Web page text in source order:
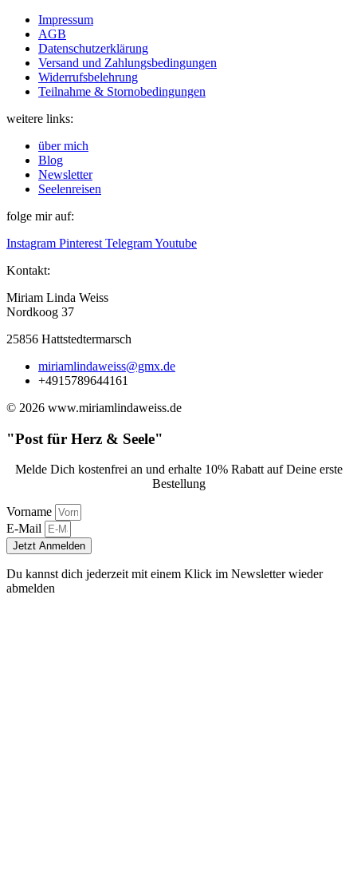
Impressum
AGB
Datenschutzerklärung
Versand und Zahlungsbedingungen
Widerrufsbelehrung
Teilnahme & Stornobedingungen
weitere links:
über mich
Blog
Newsletter
Seelenreisen
folge mir auf:
Instagram Pinterest TelegramYoutube
Kontakt:
Miriam Linda Weiss
Nordkoog 37
25856 Hattstedtermarsch
miriamlindaweiss@gmx.de
+4915789644161
© 2026 www.miriamlindaweiss.de
"Post für Herz & Seele"
Melde Dich kostenfrei an und erhalte 10% Rabatt auf Deine erste
Bestellung
Vorname
E-Mail
Jetzt Anmelden
Du kannst dich jederzeit mit einem Klick im Newsletter wieder
abmelden